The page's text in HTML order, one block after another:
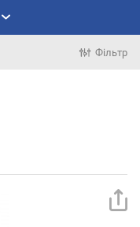
Фільтр